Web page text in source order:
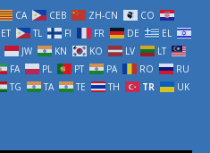
CA CEB ZH-CN
CO
ET TL FI FR DE
EL
JW KN KO LV
LT
FA PL PT PA RO
RU
TG TA TE TH TR
UK